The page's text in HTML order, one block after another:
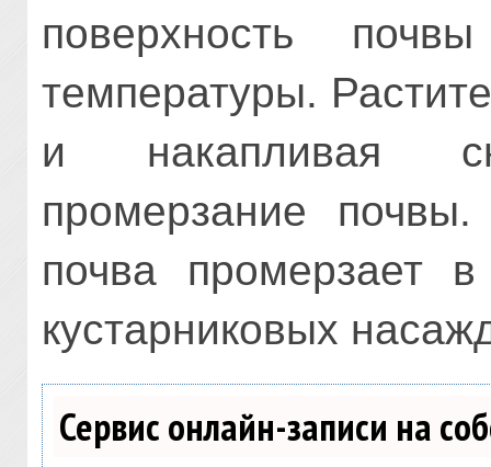
поверхность
температуры.
и накапливая
промерзание
почва промерзает
кустарниковых
Сервис онлайн-записи на